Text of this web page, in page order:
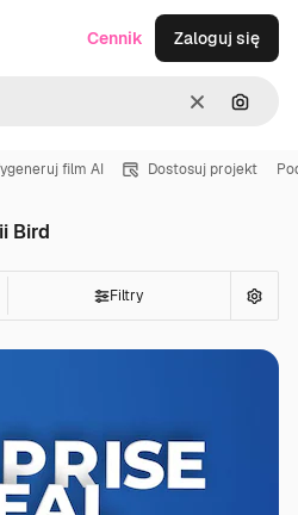
WyczyśćSzukaj
Cennik Zaloguj się
film AI Dostosuj projekt
Bird
Filtry